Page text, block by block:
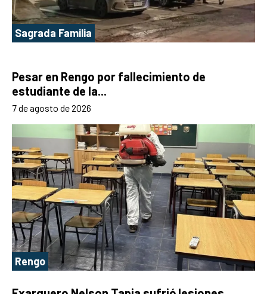
Sagrada Familia
Pesar en Rengo por fallecimiento de
estudiante de la...
7 de agosto de 2026
Rengo